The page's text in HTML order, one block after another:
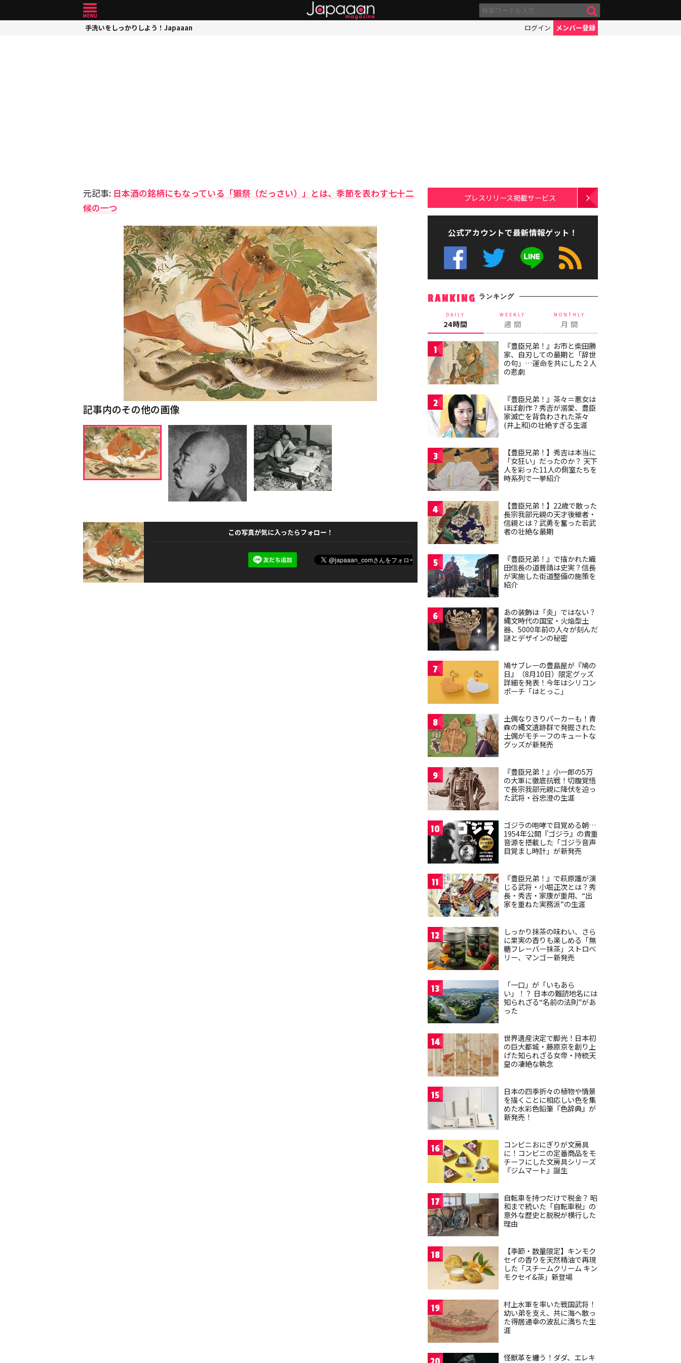
手洗いをしっかりしよう！Japaaan ログイン メンバー登録
元記事: 日本酒の銘柄にもなっている「獺祭（だっさい）」とは、季節を表わす七十二
候の一つ
記事内のその他の画像
この写真が気に入ったらフォロー！
プレスリリース掲載サービス
公式アカウントで最新情報ゲット！
RANKING ランキング
DAILY
24時間
WEEKLY
週 間
MONTHLY
月 間
1
『豊臣兄弟！』お市と柴田勝
家、自刃しての最期と「辞世
の句」…運命を共にした２人
の悲劇
2
『豊臣兄弟！』茶々＝悪女は
ほぼ創作？秀吉が溺愛、豊臣
家滅亡を背負わされた茶々
(井上和)の壮絶すぎる生涯
3
【豊臣兄弟！】秀吉は本当に
「女狂い」だったのか？ 天下
人を彩った11人の側室たちを
時系列で一挙紹介
4
【豊臣兄弟！】22歳で散った
長宗我部元親の天才後継者・
信親とは？武勇を奮った若武
者の壮絶な最期
5
『豊臣兄弟！』で描かれた織
田信長の道普請は史実？信長
が実施した街道整備の施策を
紹介
6
あの装飾は「炎」ではない？
縄文時代の国宝・火焔型土
器、5000年前の人々が刻んだ
謎とデザインの秘密
7
鳩サブレーの豊島屋が『鳩の
日』（8月10日）限定グッズ
詳細を発表！今年はシリコン
ポーチ「はとっこ」
8
土偶なりきりパーカーも！青
森の縄文遺跡群で発掘された
土偶がモチーフのキュートな
グッズが新発売
9
『豊臣兄弟！』小一郎の5万
の大軍に徹底抗戦！切腹覚悟
で長宗我部元親に降伏を迫っ
た武将・谷忠澄の生涯
10
ゴジラの咆哮で目覚める朝…
1954年公開『ゴジラ』の貴重
音源を搭載した「ゴジラ音声
目覚まし時計」が新発売
11
『豊臣兄弟！』で萩原護が演
じる武将・小堀正次とは？秀
長・秀吉・家康が重用、“出
家を重ねた実務派”の生涯
12
しっかり抹茶の味わい、さら
に果実の香りも楽しめる「無
糖フレーバー抹茶」ストロベ
リー、マンゴー新発売
13
「一口」が「いもあら
い」！？ 日本の難読地名には
知られざる“名前の法則”があ
った
14
世界遺産決定で脚光！日本初
の巨大都城・藤原京を創り上
げた知られざる女帝・持統天
皇の凄絶な執念
15
日本の四季折々の植物や情景
を描くことに相応しい色を集
めた水彩色鉛筆『色辞典』が
新発売！
16
コンビニおにぎりが文房具
に！コンビニの定番商品をモ
チーフにした文房具シリーズ
『ジムマート』誕生
17
自転車を持つだけで税金？ 昭
和まで続いた「自転車税」の
意外な歴史と脱税が横行した
理由
18
【季節・数量限定】キンモク
セイの香りを天然精油で再現
した「スチームクリーム キン
モクセイ&茶」新登場
19
村上水軍を率いた戦国武将！
幼い弟を支え、共に海へ散っ
た得居通幸の波乱に満ちた生
涯
怪獣革を纏う！ダダ、エレキ